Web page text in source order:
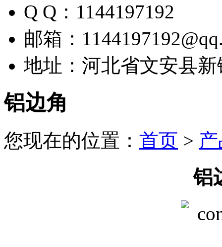
Q Q：1144197192
邮箱：
地址：河北省文安县
铝边角
您现在的位置： 首页 >
铝